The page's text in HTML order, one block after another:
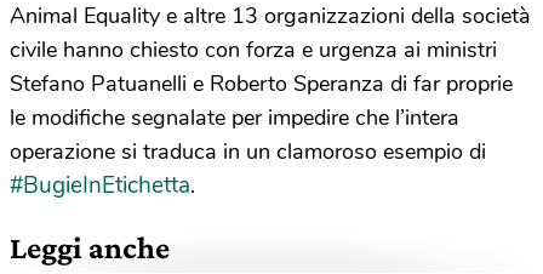
Animal Equality e altre 13 organizzazioni della società
civile hanno chiesto con forza e urgenza ai ministri
Stefano Patuanelli e Roberto Speranza di far proprie
le modifiche segnalate per impedire che l’intera
operazione si traduca in un clamoroso esempio di
#BugieInEtichetta.
Leggi anche